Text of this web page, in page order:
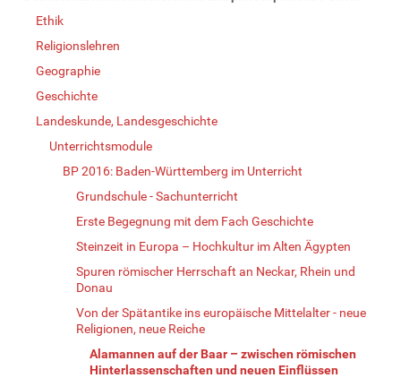
Ethik
Religionslehren
Geographie
Geschichte
Landeskunde, Landesgeschichte
Unterrichtsmodule
BP 2016: Baden-Württemberg im Unterricht
Grundschule - Sachunterricht
Erste Begegnung mit dem Fach Geschichte
Steinzeit in Europa – Hochkultur im Alten Ägypten
Spuren römischer Herrschaft an Neckar, Rhein und
Donau
Von der Spätantike ins europäische Mittelalter - neue
Religionen, neue Reiche
Alamannen auf der Baar – zwischen römischen
Hinterlassenschaften und neuen Einflüssen